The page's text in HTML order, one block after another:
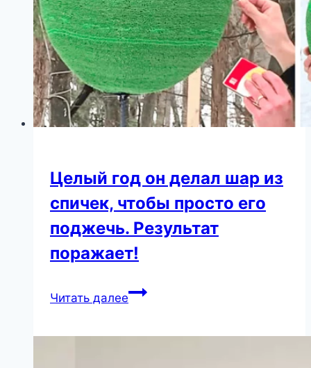
очередной
пластической
операции
Целый год он делал шар из
спичек, чтобы просто его
поджечь. Результат
поражает!
Читать далееЦелый